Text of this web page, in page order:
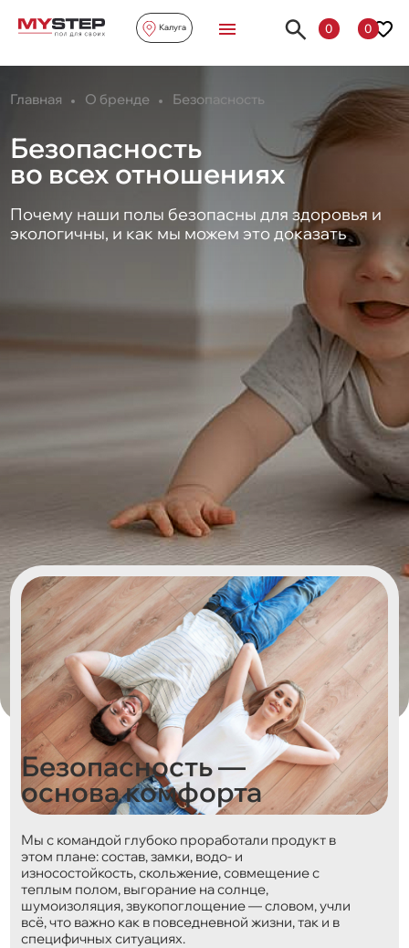
Калуга 0 0
Главная О бренде Безопасность
Безопасность
во всех отношениях
Почему наши полы безопасны для здоровья и
экологичны, и как мы можем это доказать
Безопасность —
основа комфорта
Мы с командой глубоко проработали продукт в
этом плане: состав, замки, водо- и
износостойкость, скольжение, совмещение с
теплым полом, выгорание на солнце,
шумоизоляция, звукопоглощение — словом, учли
всё, что важно как в повседневной жизни, так и в
специфичных ситуациях.